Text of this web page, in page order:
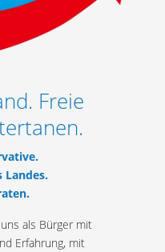
Freie
Landes.
als Bürger mit
Erfahrung, mit